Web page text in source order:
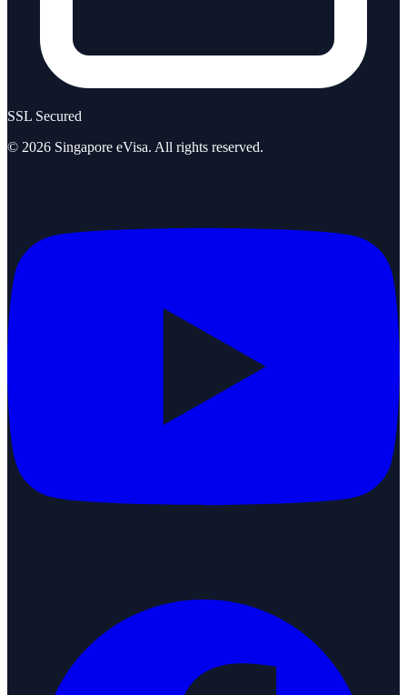
SSL Secured
© 2026 Singapore eVisa. All rights reserved.